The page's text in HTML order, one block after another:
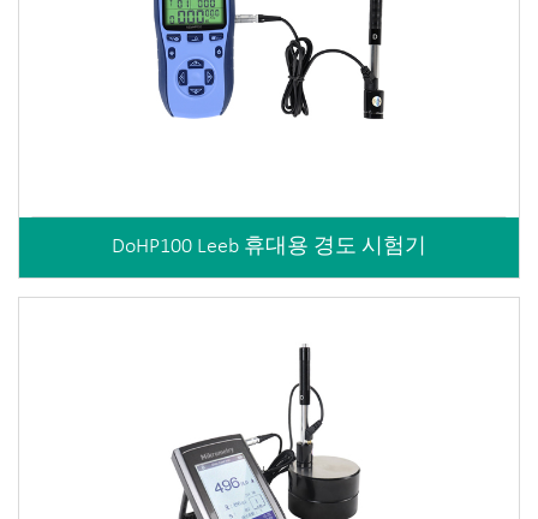
DoHP100 Leeb 휴대용 경도 시험기